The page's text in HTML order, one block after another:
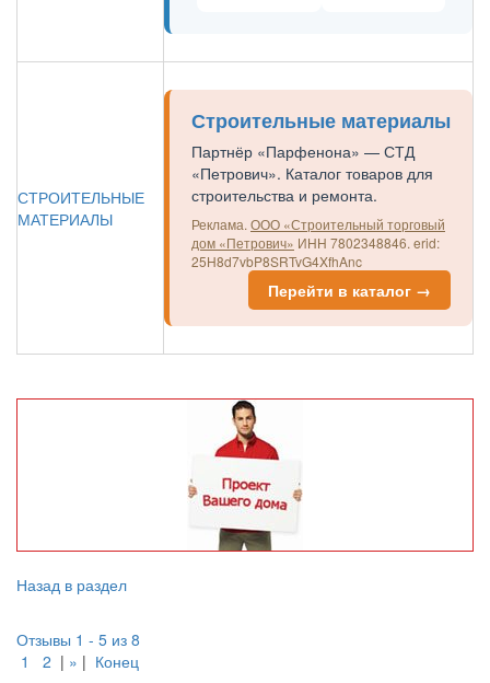
СТРОИТЕЛЬНЫЕ
МАТЕРИАЛЫ
Строительные материалы
Партнёр «Парфенона» — СТД
«Петрович». Каталог товаров для
строительства и ремонта.
Реклама. ООО «Строительный торговый
дом «Петрович» ИНН 7802348846. erid:
25H8d7vbP8SRTvG4XfhAnc
Перейти в каталог →
Назад в раздел
Отзывы 1 - 5 из 8
1
2 | » | Конец